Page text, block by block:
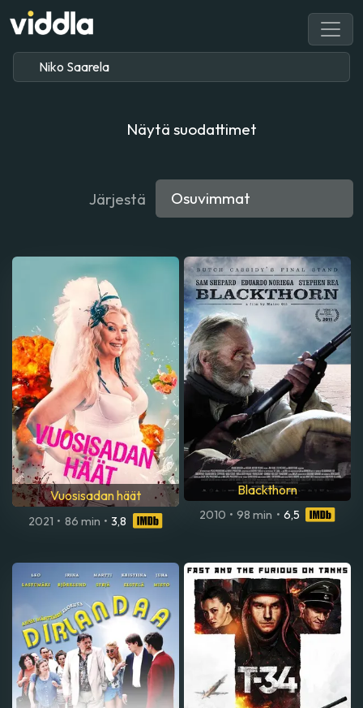
Näytä suodattimet
Järjestä
Vuosisadan häät
2021 • 86 min • 3,8
Blackthorn
2010 • 98 min • 6,5